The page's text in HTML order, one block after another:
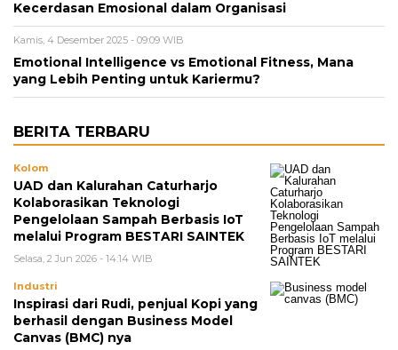
Kecerdasan Emosional dalam Organisasi
Kamis, 4 Desember 2025 - 09:09 WIB
Emotional Intelligence vs Emotional Fitness, Mana
yang Lebih Penting untuk Kariermu?
BERITA TERBARU
Kolom
UAD dan Kalurahan Caturharjo
Kolaborasikan Teknologi
Pengelolaan Sampah Berbasis IoT
melalui Program BESTARI SAINTEK
Selasa, 2 Jun 2026 - 14:14 WIB
Industri
Inspirasi dari Rudi, penjual Kopi yang
berhasil dengan Business Model
Canvas (BMC) nya